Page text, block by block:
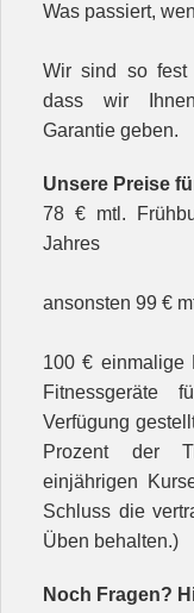
Was passiert,
Wir sind so fest
dass wir Ihnen
Garantie geben.
Unsere Preise
78 € mtl.
Jahres
ansonsten 99 €
100 € einmalige
Fitnessgeräte
Verfügung
Prozent der
einjährigen
Schluss die
Üben behalten.)
Noch Fragen?